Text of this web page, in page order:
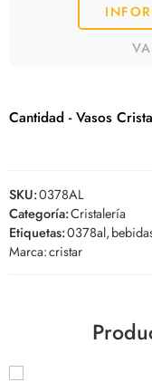
Cantidad - Vasos
SKU:0378AL
Categoría:Cristalería
Etiquetas:0378al,
Marca:cristar